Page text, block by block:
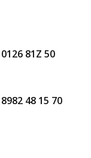
0126 81Z 50
48 15 70